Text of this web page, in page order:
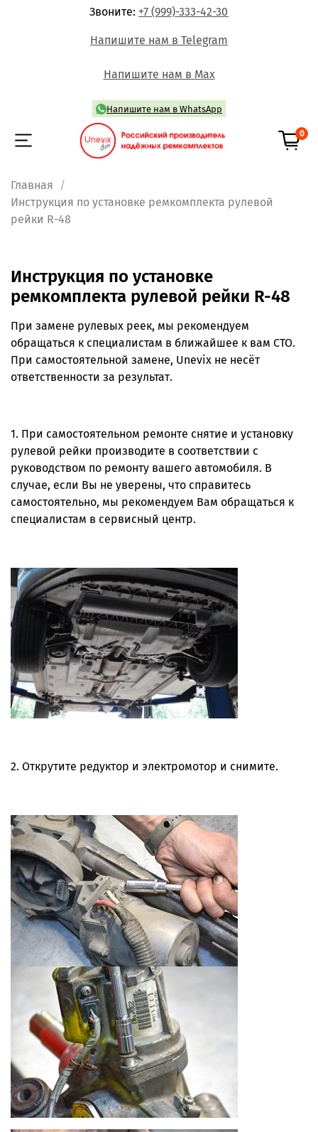
Звоните: +7 (999)-333-42-30
Напишите нам в Telegram
Напишите нам в Max
Напишите нам в WhatsApp
0
Главная
Инструкция по установке ремкомплекта рулевой
рейки R-48
Инструкция по установке
ремкомплекта рулевой рейки R-48
При замене рулевых реек, мы рекомендуем
обращаться к специалистам в ближайшее к вам СТО.
При самостоятельной замене, Unevix не несёт
ответственности за результат.
1. При самостоятельном ремонте снятие и установку
рулевой рейки производите в соответствии с
руководством по ремонту вашего автомобиля. В
случае, если Вы не уверены, что справитесь
самостоятельно, мы рекомендуем Вам обращаться к
специалистам в сервисный центр.
2. Открутите редуктор и электромотор и снимите.